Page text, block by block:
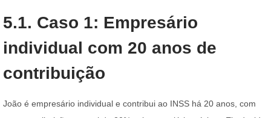
5.1. Caso 1: Empresário
individual com 20 anos de
contribuição
João é empresário individual e contribui ao INSS há 20 anos, com